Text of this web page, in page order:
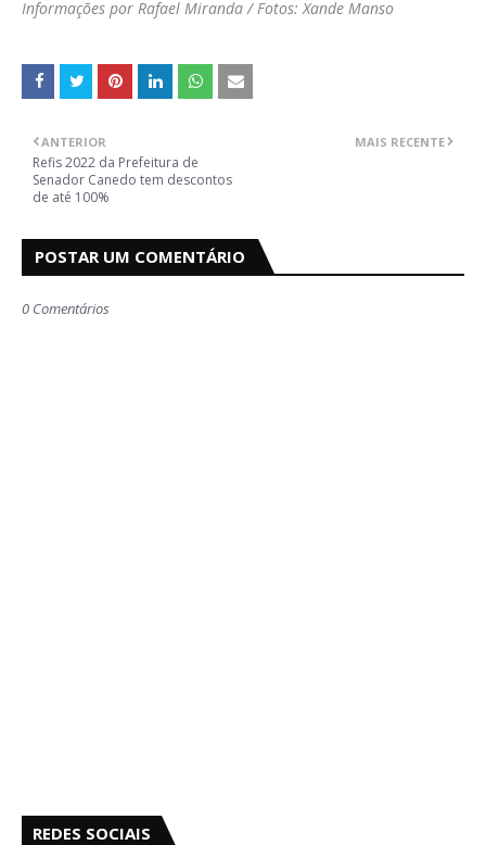
Informações por Rafael Miranda / Fotos: Xande Manso
MAIS RECENTE
ANTERIOR
Refis 2022 da Prefeitura de
Senador Canedo tem descontos
de até 100%
POSTAR UM COMENTÁRIO
0 Comentários
REDES SOCIAIS